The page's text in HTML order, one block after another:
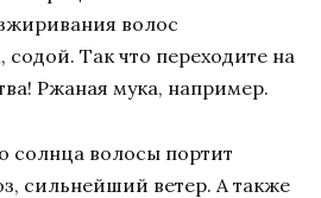
волос
Так что переходите на
Ржаная мука, например.
волосы портит
сильнейший ветер. А также